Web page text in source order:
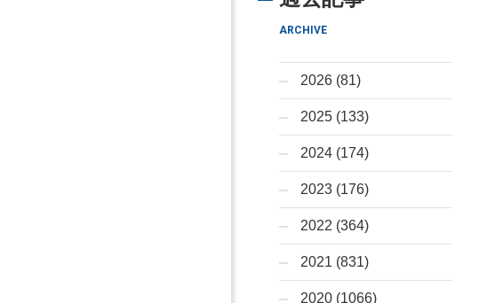
ARCHIVE
2026 (81)
2025 (133)
2024 (174)
2023 (176)
2022 (364)
2021 (831)
2020 (1066)